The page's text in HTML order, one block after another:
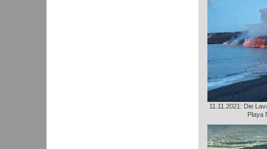
11.11.2021: Die
Playa